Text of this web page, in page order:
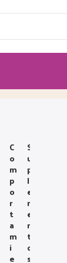
C
O
M
P
O
R
T
A
M
I
E
S
U
P
L
E
M
E
N
T
O
S